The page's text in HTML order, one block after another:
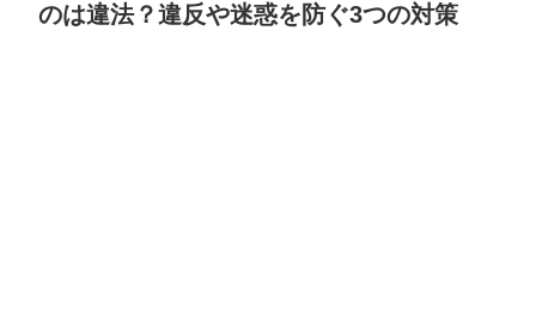
のは違法？違反や迷惑を防ぐ3つの対策